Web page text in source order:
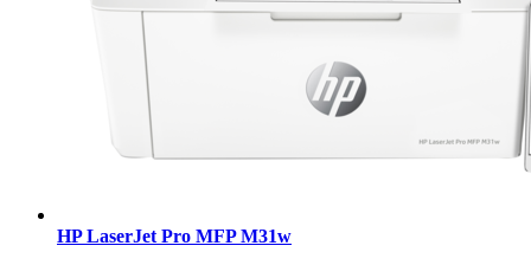
HP LaserJet Pro MFP M31w